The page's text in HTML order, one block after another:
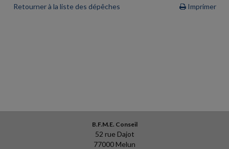
Retourner à la liste des dépêches
Imprimer
B.F.M.E. Conseil
52 rue Dajot
77000 Melun